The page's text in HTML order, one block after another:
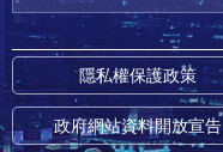
隱私權保護政策
政府網站資料開放宣告